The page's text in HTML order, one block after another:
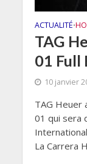
ACTUALITÉ•
TAG
01 Full
10 janvier
TAG Heuer
01 qui sera
La Carrera